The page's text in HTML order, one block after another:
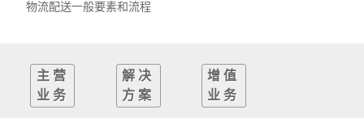
物流配送一般要素和流程
主营
业务
解决
方案
增值
业务